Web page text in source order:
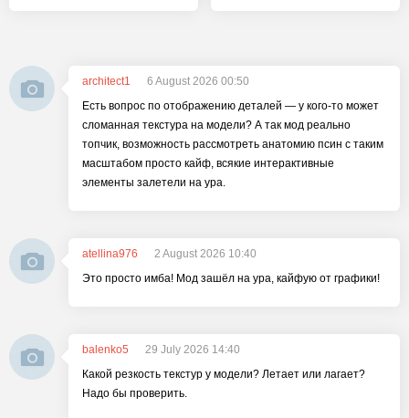
architect1
6 August 2026 00:50
Есть вопрос по отображению деталей — у кого-то может
сломанная текстура на модели? А так мод реально
топчик, возможность рассмотреть анатомию псин с таким
масштабом просто кайф, всякие интерактивные
элементы залетели на ура.
atellina976
2 August 2026 10:40
Это просто имба! Мод зашёл на ура, кайфую от графики!
balenko5
29 July 2026 14:40
Какой резкость текстур у модели? Летает или лагает?
Надо бы проверить.